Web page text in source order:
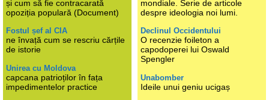
și cum să fie contracarată
opoziția populară (Document)
Fostul șef al CIA
ne învață cum se rescriu cărțile
de istorie
Unirea cu Moldova
capcana patrioților în fața
impedimentelor practice
mondiale. Serie de articole
despre ideologia noi lumi.
Declinul Occidentului
O recenzie foileton a
capodoperei lui Oswald
Spengler
Unabomber
Ideile unui geniu ucigaș